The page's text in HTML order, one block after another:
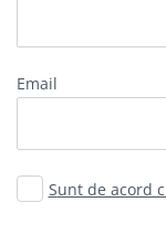
email
Sunt de acord